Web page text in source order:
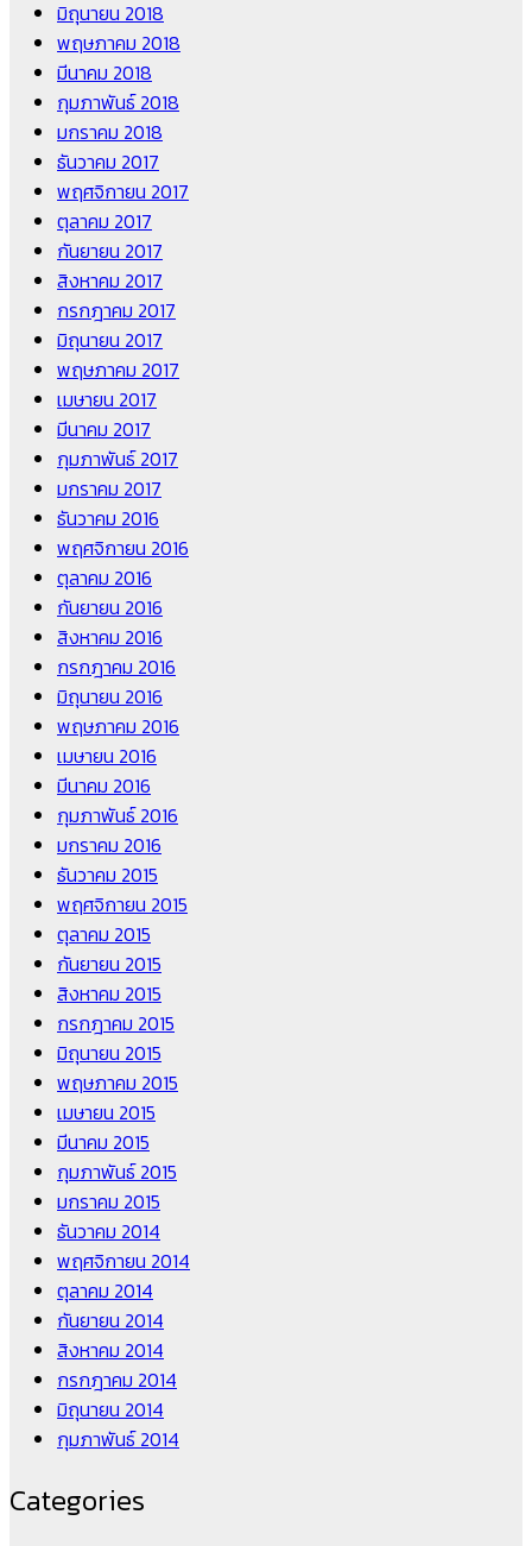
มิถุนายน 2018
พฤษภาคม 2018
มีนาคม 2018
กุมภาพันธ์ 2018
มกราคม 2018
ธันวาคม 2017
พฤศจิกายน 2017
ตุลาคม 2017
กันยายน 2017
สิงหาคม 2017
กรกฎาคม 2017
มิถุนายน 2017
พฤษภาคม 2017
เมษายน 2017
มีนาคม 2017
กุมภาพันธ์ 2017
มกราคม 2017
ธันวาคม 2016
พฤศจิกายน 2016
ตุลาคม 2016
กันยายน 2016
สิงหาคม 2016
กรกฎาคม 2016
มิถุนายน 2016
พฤษภาคม 2016
เมษายน 2016
มีนาคม 2016
กุมภาพันธ์ 2016
มกราคม 2016
ธันวาคม 2015
พฤศจิกายน 2015
ตุลาคม 2015
กันยายน 2015
สิงหาคม 2015
กรกฎาคม 2015
มิถุนายน 2015
พฤษภาคม 2015
เมษายน 2015
มีนาคม 2015
กุมภาพันธ์ 2015
มกราคม 2015
ธันวาคม 2014
พฤศจิกายน 2014
ตุลาคม 2014
กันยายน 2014
สิงหาคม 2014
กรกฎาคม 2014
มิถุนายน 2014
กุมภาพันธ์ 2014
Categories